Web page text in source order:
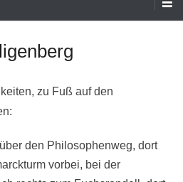
zu Fuß auf den
den Philosophenweg, dort
vorbei, bei der